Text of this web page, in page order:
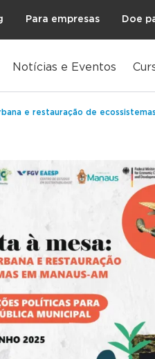
Para empresas Doe
Notícias e Eventos
e restauração de